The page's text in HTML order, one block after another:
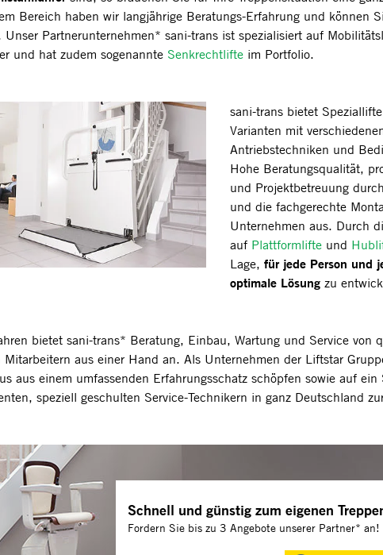
Bereich haben wir langjährige Beratungs-Erfahrung und können
Unser Partnerunternehmen* sani-trans ist spezialisiert auf
und hat zudem sogenannte Senkrechtlifte im Portfolio.
sani-trans bietet
Varianten mit
Antriebstechniken und
Hohe Beratungsqualität,
und Projektbetreuung
und die fachgerechte
Unternehmen aus. Durch
auf Plattformlifteund
Lage, für jede Person und
optimale Lösungzu
bietet sani-trans* Beratung, Einbau, Wartung und Service von
Mitarbeitern aus einer Hand an. Als Unternehmen der Liftstar
aus einem umfassenden Erfahrungsschatz schöpfen sowie auf ein
speziell geschulten Service-Technikern in ganz Deutschland
Schnell und günstig zum eigenen
Fordern Sie bis zu 3 Angebote unserer Partner* an!